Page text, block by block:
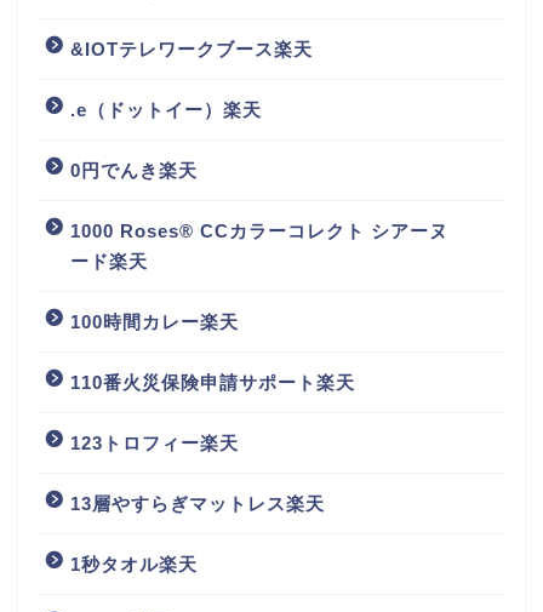
&IOTテレワークブース楽天
.e（ドットイー）楽天
0円でんき楽天
1000 Roses® CCカラーコレクト シアーヌ
ード楽天
100時間カレー楽天
110番火災保険申請サポート楽天
123トロフィー楽天
13層やすらぎマットレス楽天
1秒タオル楽天